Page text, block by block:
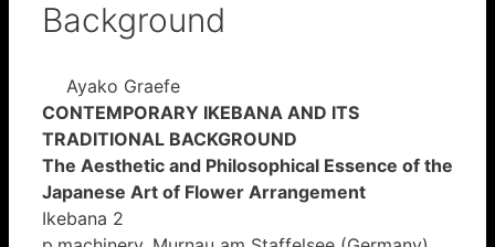
Background
Ayako Graefe
CONTEMPORARY IKEBANA AND ITS
TRADITIONAL BACKGROUND
The Aesthetic and Philosophical Essence of the
Japanese Art of Flower Arrangement
Ikebana 2